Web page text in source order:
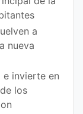
a
nueva
e invierte en
los